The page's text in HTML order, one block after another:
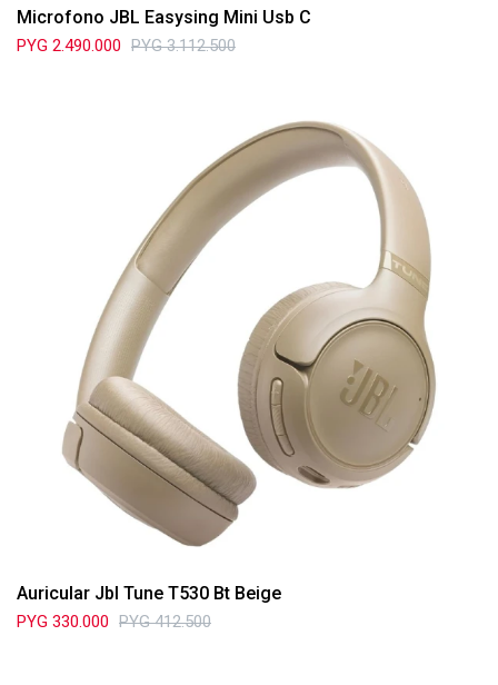
Microfono JBL Easysing Mini Usb C
PYG 2.490.000 PYG 3.112.500
Auricular Jbl Tune T530 Bt Beige
PYG 330.000 PYG 412.500